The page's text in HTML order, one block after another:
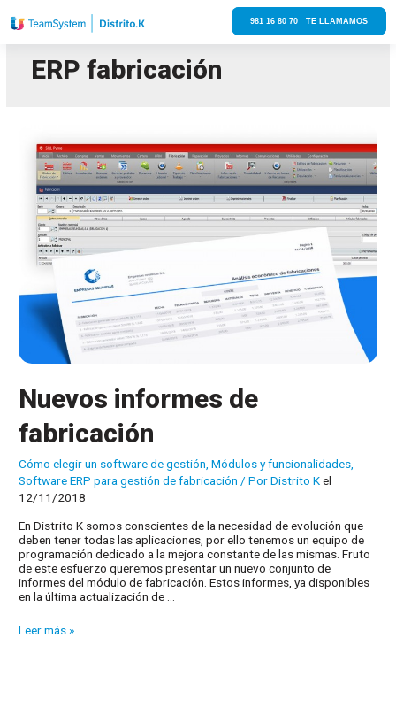
981 16 80 70 TE LLAMAMOS
ERP fabricación
Nuevos informes de
fabricación
Cómo elegir un software de gestión,Módulos y funcionalidades,
Software ERP para gestión de fabricación / PorDistrito Kel
12/11/2018
En Distrito K somos conscientes de la necesidad de evolución que
deben tener todas las aplicaciones, por ello tenemos un equipo de
programación dedicado a la mejora constante de las mismas. Fruto
de este esfuerzo queremos presentar un nuevo conjunto de
informes del módulo de fabricación. Estos informes, ya disponibles
en la última actualización de …
Nuevos
Leer más »